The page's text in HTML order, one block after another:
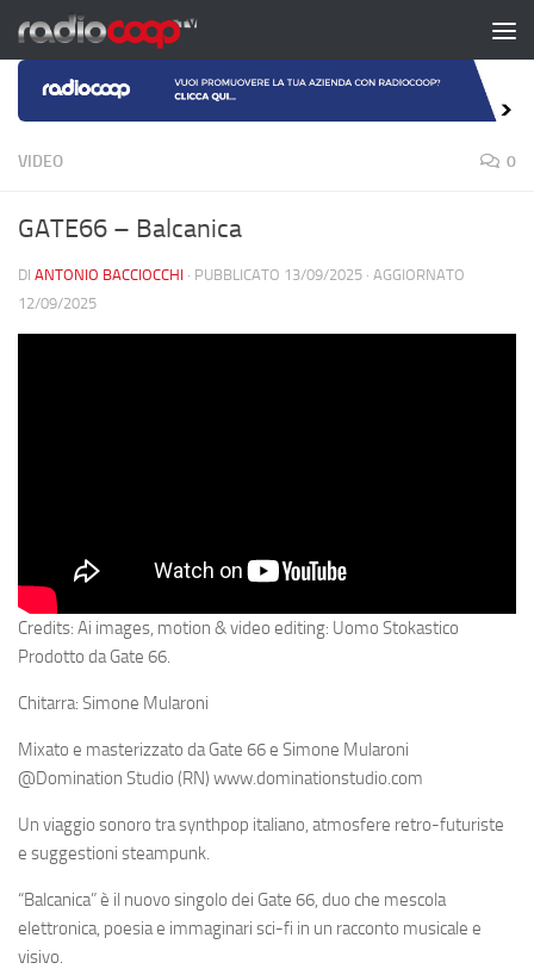
Salta al contenuto
VIDEO 0
GATE66 – Balcanica
DI ANTONIO BACCIOCCHI · PUBBLICATO 13/09/2025 · AGGIORNATO
12/09/2025
Credits: Ai images, motion & video editing: Uomo Stokastico
Prodotto da Gate 66.
Chitarra: Simone Mularoni
Mixato e masterizzato da Gate 66 e Simone Mularoni
@Domination Studio (RN) www.dominationstudio.com
Un viaggio sonoro tra synthpop italiano, atmosfere retro-futuriste
e suggestioni steampunk.
“Balcanica” è il nuovo singolo dei Gate 66, duo che mescola
elettronica, poesia e immaginari sci-fi in un racconto musicale e
visivo.